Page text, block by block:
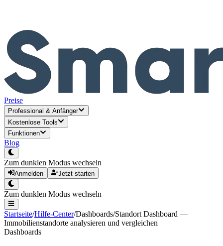
Preise
Professional & Anfänger
Kostenlose Tools
Funktionen
Blog
Zum dunklen Modus wechseln
Anmelden Jetzt starten
Zum dunklen Modus wechseln
Startseite/Hilfe-Center/Dashboards/Standort Dashboard —
Immobilienstandorte analysieren und vergleichen
Dashboards